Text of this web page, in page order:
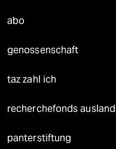
abo
genossenschaft
taz zahl ich
recherchefonds ausland
panterstiftung